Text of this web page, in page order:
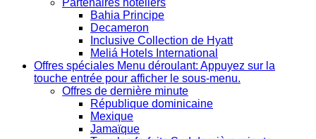
Partenaires hôteliers
Bahia Principe
Decameron
Inclusive Collection de Hyatt
Meliá Hotels International
Offres spéciales Menu déroulant: Appuyez sur la
touche entrée pour afficher le sous-menu.
Offres de dernière minute
République dominicaine
Mexique
Jamaïque